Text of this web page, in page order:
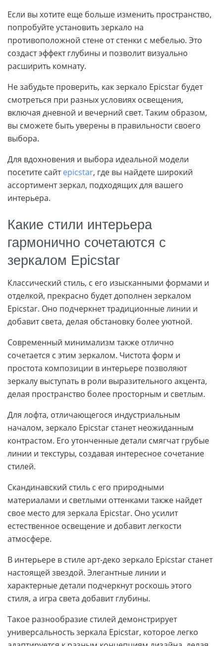
Если вы хотите еще больше изменить пространство,
попробуйте установить зеркало на
противоположной стене от стенки с мебелью. Это
создаст эффект глубины и позволит визуально
расширить комнату.
Не забудьте проверить, как зеркало Epicstar будет
смотреться при разных условиях освещения,
включая дневной и вечерний свет. Таким образом,
вы сможете быть уверены в правильности своего
выбора.
Для вдохновения и выбора идеальной модели
посетите сайтepicstar, где вы найдете широкий
ассортимент зеркал, подходящих для вашего
интерьера.
Какие стили интерьера
гармонично сочетаются с
зеркалом Epicstar
Классический стиль, с его изысканными формами и
отделкой, прекрасно будет дополнен зеркалом
Epicstar. Оно подчеркнет традиционные линии и
добавит света, делая обстановку более уютной.
Современный минимализм также отлично
сочетается с этим зеркалом. Чистота форм и
простота композиции в интерьере позволяют
зеркалу выступать в роли выразительного акцента,
делая пространство более просторным и светлым.
Для лофта, отличающегося индустриальным
началом, зеркало Epicstar станет неожиданным
контрастом. Его утонченные детали смягчат грубые
линии и текстуры, создавая интересное сочетание
стилей.
Скандинавский стиль с его природными
материалами и светлыми оттенками также найдет
свое место для зеркала Epicstar. Оно усилит
естественное освещение и добавит легкости
атмосфере.
В интерьере в стиле арт-деко зеркало Epicstar станет
настоящей звездой. Элегантные линии и
характерные детали подчеркнут роскошь этого
стиля, а игра света добавит глубины.
Такое разнообразие стилей демонстрирует
универсальность зеркала Epicstar, которое легко